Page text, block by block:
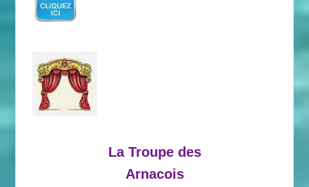
La Troupe des
Arnacois